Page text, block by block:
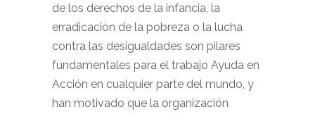
de los derechos de la infancia, la
erradicación de la pobreza o la lucha
contra las desigualdades son pilares
fundamentales para el trabajo Ayuda en
Acción en cualquier parte del mundo, y
han motivado que la organización